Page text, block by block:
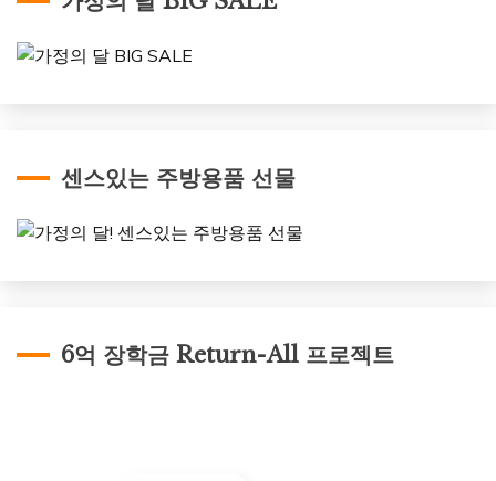
센스있는 주방용품 선물
6억 장학금 Return-All 프로젝트